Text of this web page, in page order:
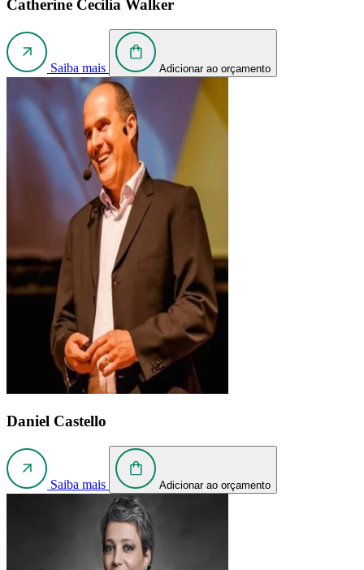
Catherine Cecilia Walker
Saiba mais Adicionar ao orçamento
Daniel Castello
Saiba mais Adicionar ao orçamento